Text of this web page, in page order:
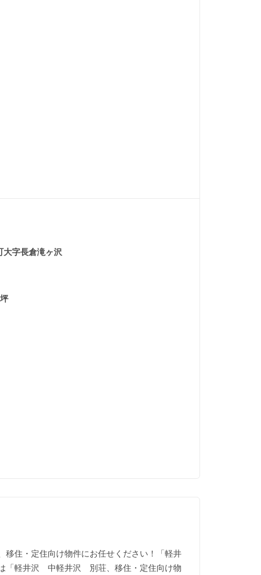
大字長倉滝ヶ沢
住・定住向け物件にお任せください！「軽井
「軽井沢 中軽井沢 別荘、移住・定住向け物